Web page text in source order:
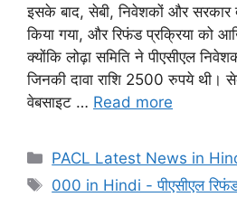
इसके बाद, सेबी, निवेशकों और सरकार
किया गया, और रिफंड प्रक्रिया को
क्योंकि लोढ़ा समिति ने पीएसीएल
जिनकी दावा राशि 2500 रुपये थी।
वेबसाइट … Read more
Categories
PACL Latest News in
Tags
000 in Hindi - पीएसीएल